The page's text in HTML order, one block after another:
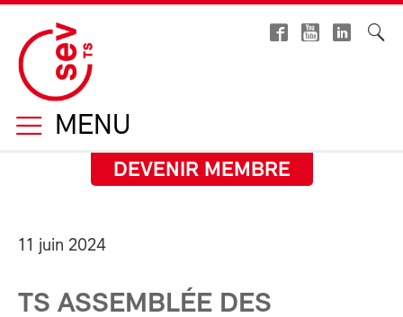
MENU
DEVENIR MEMBRE
11 juin 2024
TS ASSEMBLÉE DES